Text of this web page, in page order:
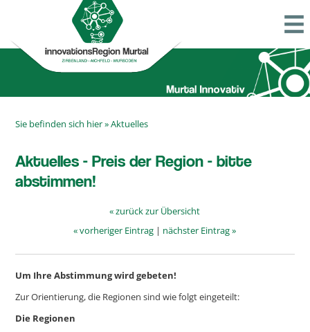
Sie befinden sich hier »Aktuelles
Aktuelles - Preis der Region - bitte
abstimmen!
« zurück zur Übersicht
« vorheriger Eintrag | nächster Eintrag »
Um Ihre Abstimmung wird gebeten!
Zur Orientierung, die Regionen sind wie folgt eingeteilt:
Die Regionen